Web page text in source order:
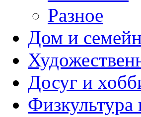
Разное
Дом и
Досуг и
Физкультура